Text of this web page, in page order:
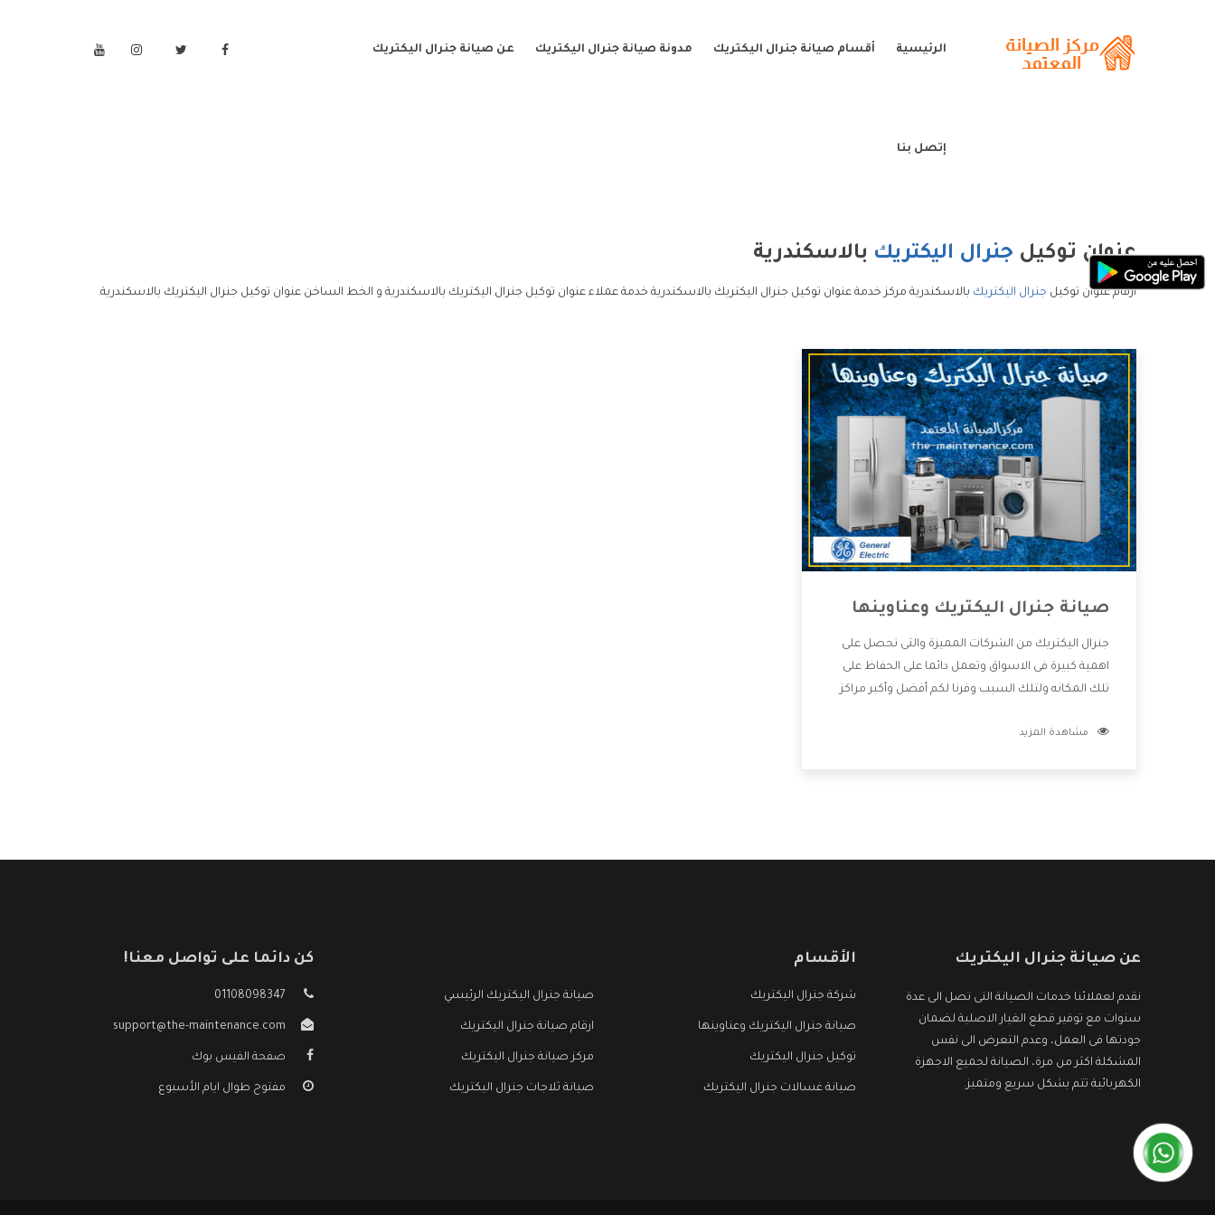
الرئيسية أقسام صيانة جنرال اليكتريك مدونة صيانة جنرال اليكتريك عن صيانة جنرال اليكتريك
إتصل بنا
عنوان توكيل جنرال اليكتريك بالاسكندرية
ارقام عنوان توكيل جنرال اليكتريك بالاسكندرية مركز خدمة عنوان توكيل جنرال اليكتريك بالاسكندرية خدمة عملاء عنوان توكيل جنرال اليكتريك بالاسكندرية و الخط الساخن عنوان توكيل جنرال اليكتريك بالاسكندرية.
صيانة جنرال اليكتريك وعناوينها
جنرال اليكتريك من الشركات المميزة والتى تحصل على
اهمية كبيرة فى الاسواق وتعمل دائما على الحفاظ على
تلك المكانه ولتلك السبب وفرنا لكم أفضل وأكبر مراكز
العملاء ويستطيع القيام بتصليح جميع المنتجات دون
مشاهدة المزيد
عن صيانة جنرال اليكتريك
نقدم لعملائنا خدمات الصيانة التى تصل الى عدة
سنوات مع توفير قطع الغيار الاصلية لضمان
جودتها فى العمل، وعدم التعرض الى نفس
المشكلة اكثر من مرة، الصيانة لجميع الاجهزة
الكهربائية تتم بشكل سريع ومتميز.
الأقسام
شركة جنرال اليكتريك صيانة جنرال اليكتريك الرئيسي
صيانة جنرال اليكتريك وعناوينها ارقام صيانة جنرال اليكتريك
توكيل جنرال اليكتريك مركز صيانة جنرال اليكتريك
صيانة غسالات جنرال اليكتريك صيانة ثلاجات جنرال اليكتريك
كن دائما على تواصل معنا!
01108098347
support@the-maintenance.com
صفحة الفيس بوك
مفتوح طوال ايام الأسبوع